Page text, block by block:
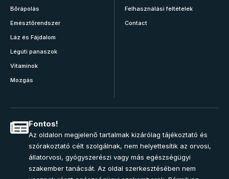
Bőrápolás
Emésztőrendszer
Láz és Fájdalom
Légúti panaszok
Vitaminok
Mozgás
Felhasználási feltételek
Contact
Fontos!
Az oldalon megjelenő tartalmak kizárólag tájékoztató és
szórakoztató célt szolgálnak, nem helyettesítik az orvosi,
állatorvosi, gyógyszerészi vagy más egészségügyi
szakember tanácsát. Az oldal szerkesztésében nem